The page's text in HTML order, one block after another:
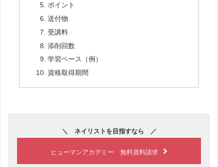
ポイント
送付物
受講料
添削回数
学習ペース（例）
資格取得期間
＼ ネイリストを目指すなら ／
ヒューマンアカデミー 無料資料請求